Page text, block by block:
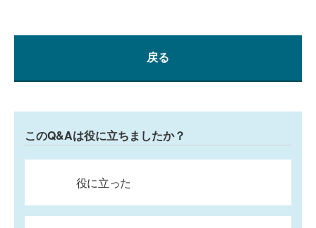
戻る
このQ&Aは役に立ちましたか？
役に立った